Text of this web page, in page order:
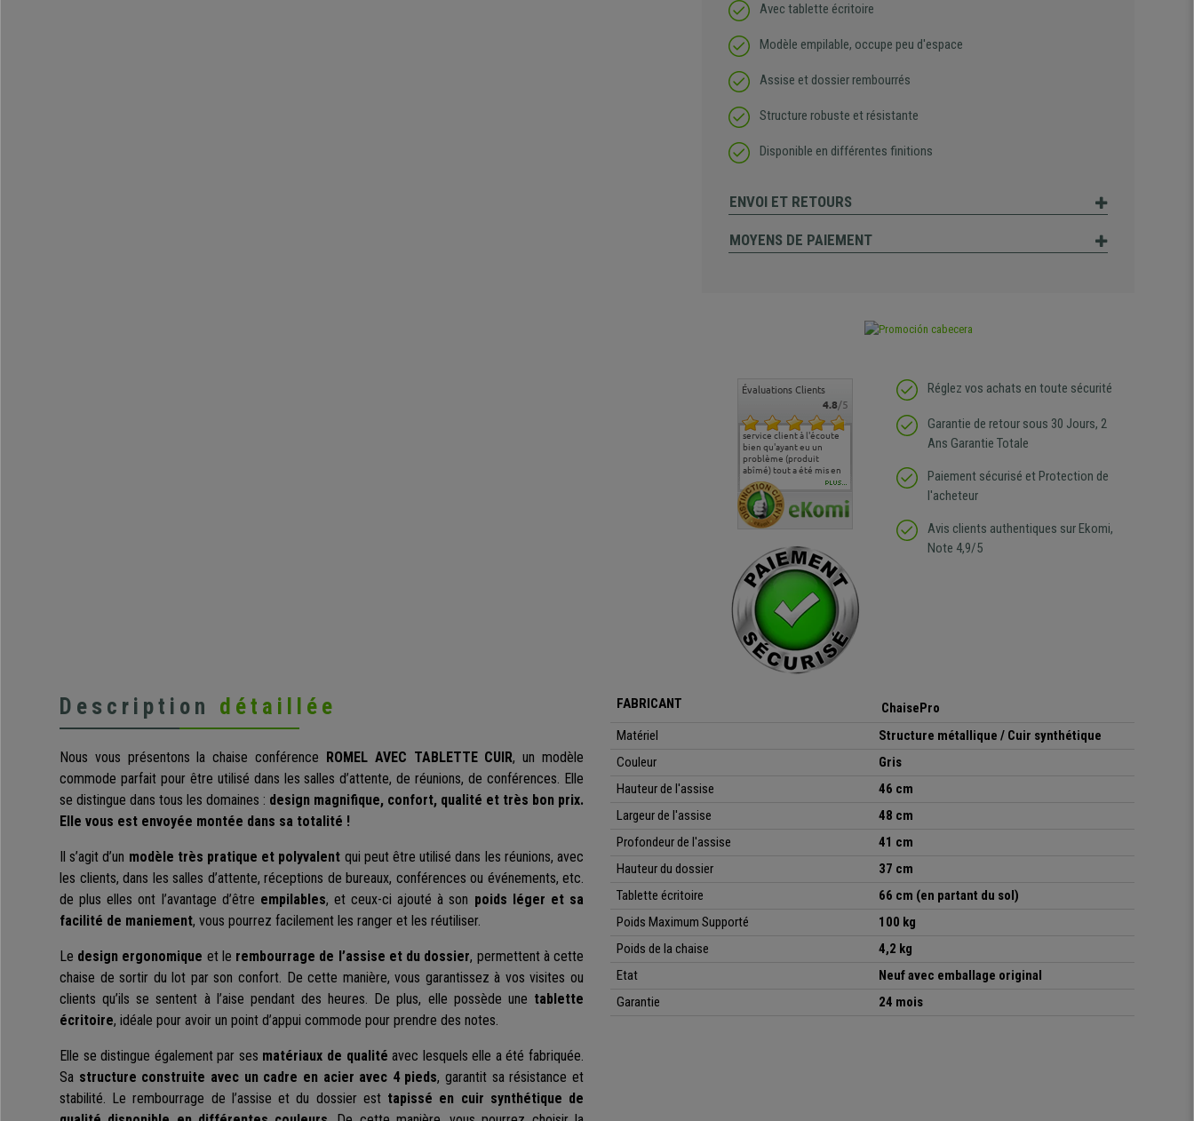
Avec tablette écritoire
Modèle empilable, occupe peu d'espace
Assise et dossier rembourrés
Structure robuste et résistante
Disponible en différentes finitions
ENVOI ET RETOURS
MOYENS DE PAIEMENT
Évaluations Clients
4.8/5
service client à l'écoute
bien qu'ayant eu un
problème (produit
abîmé) tout a été mis en
oeuvre pour remplacer
ce produit et ce dans les
meilleurs délais. content
de l'achat de ce bureau
de belle qualité
pas de remarque
satisfaits des produits
PLUS...
Réglez vos achats en toute sécurité
Garantie de retour sous 30 Jours, 2
Ans Garantie Totale
Paiement sécurisé et Protection de
l'acheteur
Avis clients authentiques sur Ekomi,
Note 4,9/5
Description détaillée
Nous vous présentons la chaise conférence ROMEL AVEC TABLETTE CUIR, un modèle
commode parfait pour être utilisé dans les salles d’attente, de réunions, de conférences. Elle
se distingue dans tous les domaines : design magnifique, confort, qualité et très bon prix.
Elle vous est envoyée montée dans sa totalité !
Il s’agit d’un modèle très pratique et polyvalent qui peut être utilisé dans les réunions, avec
les clients, dans les salles d’attente, réceptions de bureaux, conférences ou événements, etc.
de plus elles ont l’avantage d’être empilables, et ceux-ci ajouté à son poids léger et sa
facilité de maniement, vous pourrez facilement les ranger et les réutiliser.
Le design ergonomique et le rembourrage de l’assise et du dossier, permettent à cette
chaise de sortir du lot par son confort. De cette manière, vous garantissez à vos visites ou
clients qu’ils se sentent à l’aise pendant des heures. De plus, elle possède une tablette
écritoire, idéale pour avoir un point d’appui commode pour prendre des notes.
Elle se distingue également par ses matériaux de qualité avec lesquels elle a été fabriquée.
Sa structure construite avec un cadre en acier avec 4 pieds, garantit sa résistance et
stabilité. Le rembourrage de l’assise et du dossier esttapissé en cuir synthétique de
FABRICANT
ChaisePro
Matériel
Structure métallique / Cuir synthétique
Couleur
Gris
Hauteur de l'assise
46 cm
Largeur de l'assise
48 cm
Profondeur de l'assise
41 cm
Hauteur du dossier
37 cm
Tablette écritoire
66 cm (en partant du sol)
Poids Maximum Supporté
100 kg
Poids de la chaise
4,2 kg
Etat
Neuf avec emballage original
Garantie
24 mois